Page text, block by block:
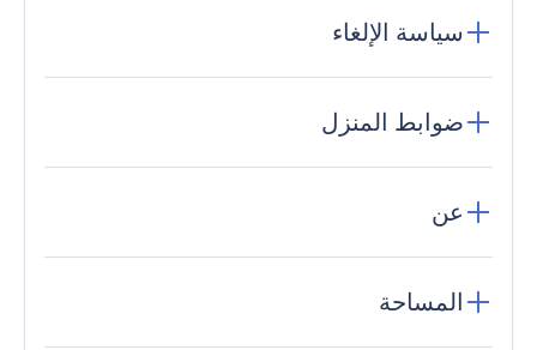
سياسة الإلغاء
ضوابط المنزل
عن
المساحة